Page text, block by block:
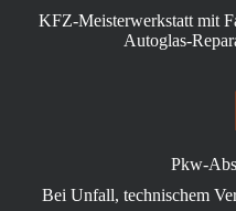
KFZ-Meisterwerkstatt mit
Autoglas-
Pkw-
Bei Unfall, technischem